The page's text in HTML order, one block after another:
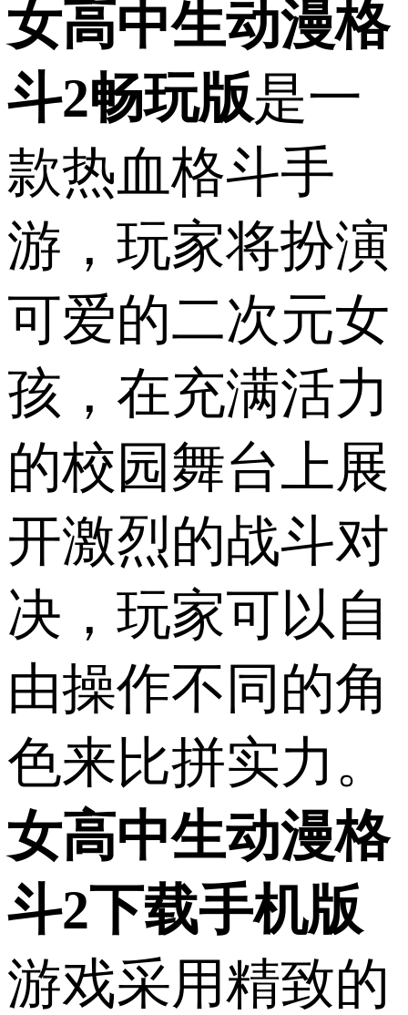
女高中生动漫格
斗2畅玩版是一
款热血格斗手
游，玩家将扮演
可爱的二次元女
孩，在充满活力
的校园舞台上展
开激烈的战斗对
决，玩家可以自
由操作不同的角
色来比拼实力。
女高中生动漫格
斗2下载手机版
游戏采用精致的